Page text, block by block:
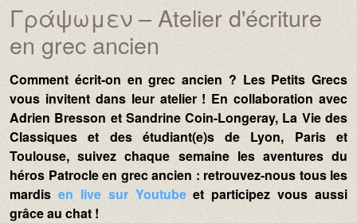
Name :
Γράψωμεν – Atelier d'écriture
en grec ancien
Comment écrit-on en grec ancien ? Les Petits Grecs
vous invitent dans leur atelier ! En collaboration avec
Adrien Bresson et Sandrine Coin-Longeray, La Vie des
Classiques et des étudiant(e)s de Lyon, Paris et
Toulouse, suivez chaque semaine les aventures du
héros Patrocle en grec ancien : retrouvez-nous tous les
mardis en live sur Youtubeet participez vous aussi
grâce au chat !